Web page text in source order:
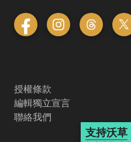
授權條款
編輯獨立宣言
聯絡我們
支持沃草